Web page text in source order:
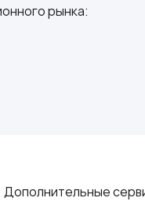
рынка:
Дополнительные